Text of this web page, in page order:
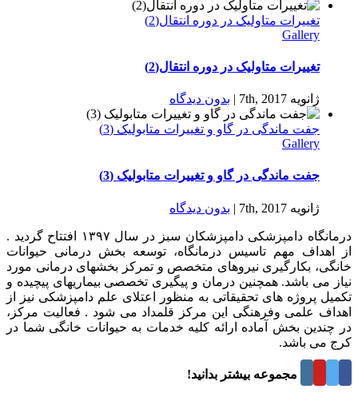
تغییرات متاولیک در دوره انتقال(2)
Gallery
تغییرات متاولیک در دوره انتقال(2)
ژانویه 7th, 2017 | بدون ديدگاه
جفت ماندگی در گاو و تغییرات متابولیک (3)
Gallery
جفت ماندگی در گاو و تغییرات متابولیک (3)
ژانویه 7th, 2017 | بدون ديدگاه
درمانگاه دامپزشکی دامپزشکان سبز در سال ۱۳۹۷ افتتاح گردید .
از اهداف مهم تاسیس درمانگاه، توسعه بخش درمانی حیوانات
خانگی، بکارگیری نیروهای متخصص و تمرکز بخشهای درمانی مورد
نیاز می باشد. همچنین درمان و پیگیری تخصصی بیماریهای پیچیده و
تکمیل پروژه های تحقیقاتی به منظور اعتلای علم دامپزشکی نیز از
اهداف علمی وفرهنگی این مرکز قلمداد می شود . فعالیت مرکز،
در چندین بخش آماده ارائه کلیه خدمات به حیوانات خانگی شما در
کرج می باشد.
درباره این مجموعه بیشتر بدانید!